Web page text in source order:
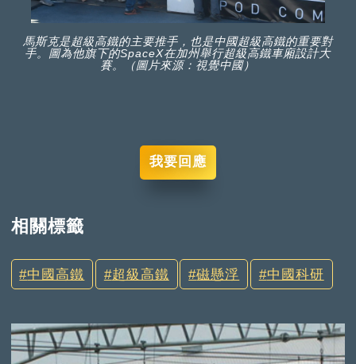
馬斯克是超級高鐵的主要推手，也是中國超級高鐵的重要對
手。圖為他旗下的SpaceX在加州舉行超級高鐵車廂設計大
賽。（圖片來源：視覺中國）
我要回應
相關標籤
中國高鐵 超級高鐵 磁懸浮 中國科研